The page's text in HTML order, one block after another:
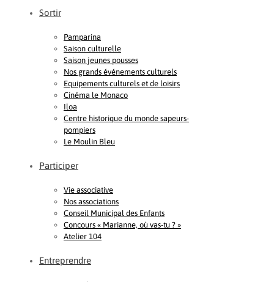
Sortir
Pamparina
Saison culturelle
Saison jeunes pousses
Nos grands événements culturels
Equipements culturels et de loisirs
Cinéma le Monaco
Iloa
Centre historique du monde sapeurs-
pompiers
Le Moulin Bleu
Participer
Vie associative
Nos associations
Conseil Municipal des Enfants
Concours « Marianne, où vas-tu ? »
Atelier 104
Entreprendre